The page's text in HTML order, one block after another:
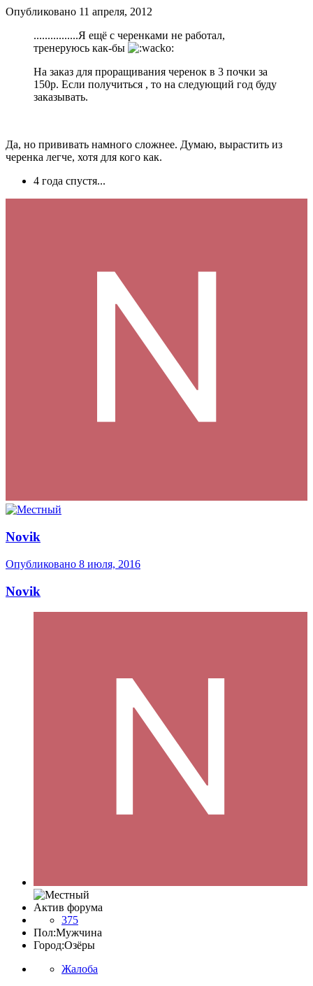
Опубликовано 11 апреля, 2012
................Я ещё с черенками не работал,
тренеруюсь как-бы
На заказ для проращивания черенок в 3 почки за
150р. Если получиться , то на следующий год буду
заказывать.
Да, но прививать намного сложнее. Думаю, вырастить из
черенка легче, хотя для кого как.
4 года спустя...
Novik
Опубликовано 8 июля, 2016
Novik
Актив форума
375
Пол:Мужчина
Город:Озёры
Жалоба